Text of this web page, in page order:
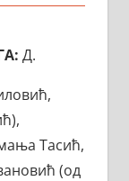
Д.
Тасић,
(од